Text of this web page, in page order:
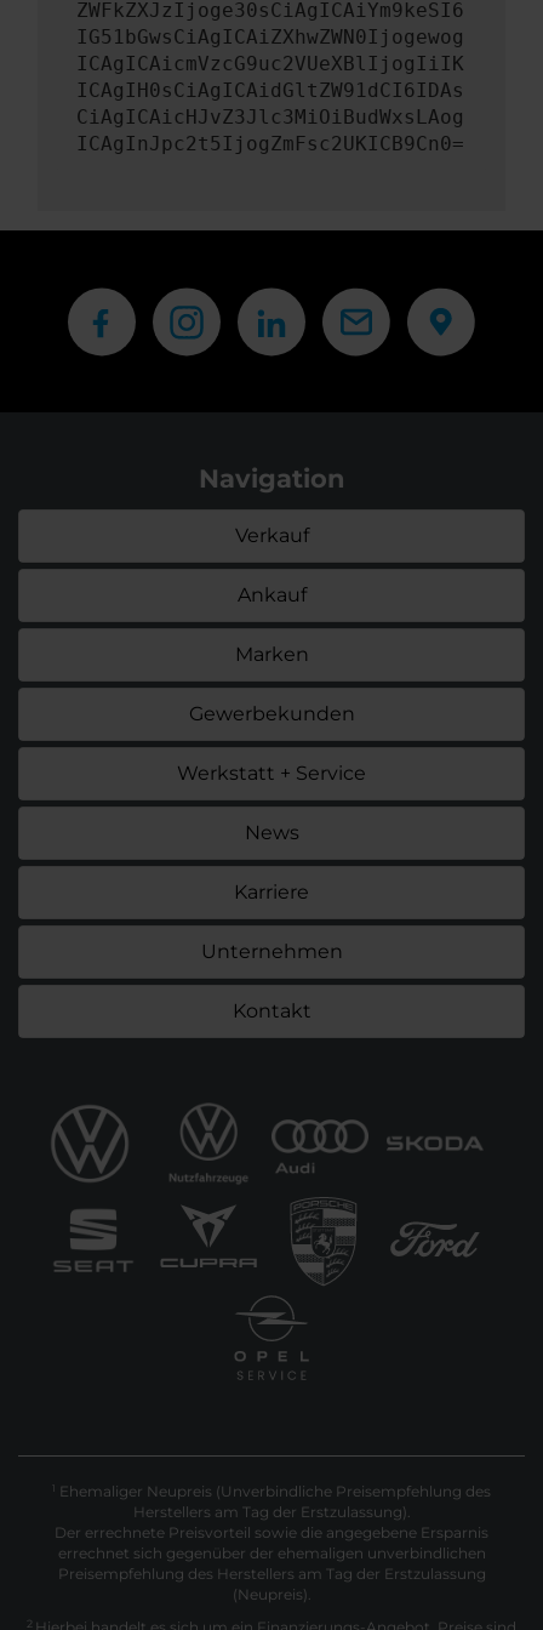
ZWFkZXJzIjoge30sCiAgICAiYm9keSI6
IG51bGwsCiAgICAiZXhwZWN0Ijogewog
ICAgICAicmVzcG9uc2VUeXBlIjogIiIK
ICAgIH0sCiAgICAidGltZW91dCI6IDAs
CiAgICAicHJvZ3Jlc3MiOiBudWxsLAog
ICAgInJpc2t5IjogZmFsc2UKICB9Cn0=
Navigation
Verkauf
Ankauf
Marken
Gewerbekunden
Werkstatt + Service
News
Karriere
Unternehmen
Kontakt
1 Ehemaliger Neupreis (Unverbindliche Preisempfehlung des
Herstellers am Tag der Erstzulassung).
Der errechnete Preisvorteil sowie die angegebene Ersparnis
errechnet sich gegenüber der ehemaligen unverbindlichen
Preisempfehlung des Herstellers am Tag der Erstzulassung
(Neupreis).
2